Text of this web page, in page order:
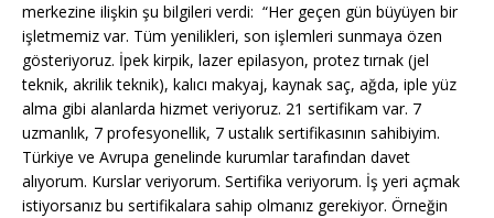
merkezine ilişkin şu bilgileri verdi: “Her geçen gün büyüyen bir
işletmemiz var. Tüm yenilikleri, son işlemleri sunmaya özen
gösteriyoruz. İpek kirpik, lazer epilasyon, protez tırnak (jel
teknik, akrilik teknik), kalıcı makyaj, kaynak saç, ağda, iple yüz
alma gibi alanlarda hizmet veriyoruz. 21 sertifikam var. 7
uzmanlık, 7 profesyonellik, 7 ustalık sertifikasının sahibiyim.
Türkiye ve Avrupa genelinde kurumlar tarafından davet
alıyorum. Kurslar veriyorum. Sertifika veriyorum. İş yeri açmak
istiyorsanız bu sertifikalara sahip olmanız gerekiyor. Örneğin